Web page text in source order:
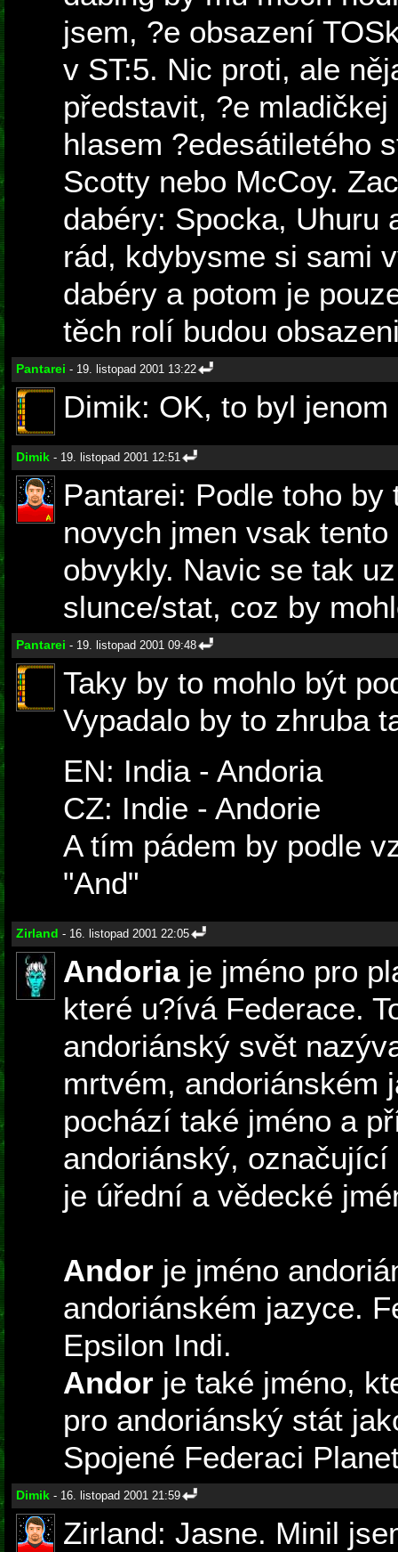
jsem, ?e obsazení
v ST:5. Nic proti, ale
představit, ?e
hlasem ?edesátiletého
Scotty nebo McCoy.
dabéry: Spocka, Uhuru
rád, kdybysme si sami
dabéry a potom je
těch rolí budou
Pantarei - 19. listopad 2001 13:22
Dimik: OK, to byl
Dimik - 19. listopad 2001 12:51
Pantarei: Podle toho by
novych jmen vsak
obvykly. Navic se tak
slunce/stat, coz by
Pantarei - 19. listopad 2001 09:48
Taky by to mohlo být
Vypadalo by to zhruba
EN: India - Andoria
CZ: Indie - Andorie
A tím pádem by podle
"And"
Zirland - 16. listopad 2001 22:05
Andoriaje jméno pro
které u?ívá Federace.
andoriánský svět
mrtvém, andoriánském
pochází také jméno a
andoriánský, označující
je úřední a vědecké
Andor je jméno
andoriánském jazyce.
Epsilon Indi.
Andor je také jméno,
pro andoriánský stát
Spojené Federaci
Dimik - 16. listopad 2001 21:59
Zirland: Jasne. Minil